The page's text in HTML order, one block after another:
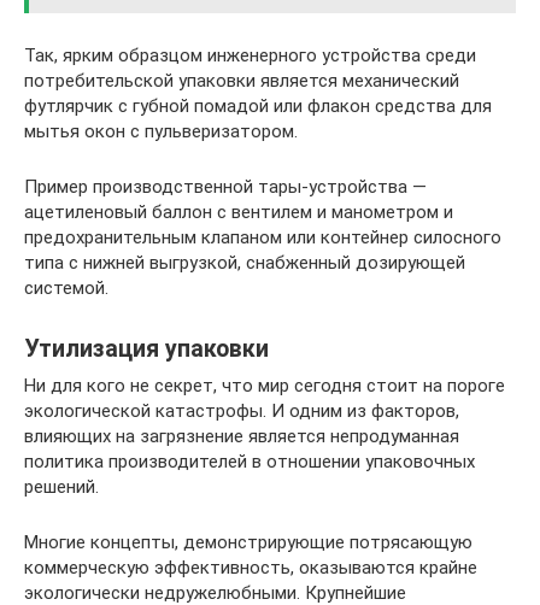
Так, ярким образцом инженерного устройства среди
потребительской упаковки является механический
футлярчик с губной помадой или флакон средства для
мытья окон с пульверизатором.
Пример производственной тары-устройства —
ацетиленовый баллон с вентилем и манометром и
предохранительным клапаном или контейнер силосного
типа с нижней выгрузкой, снабженный дозирующей
системой.
Утилизация упаковки
Ни для кого не секрет, что мир сегодня стоит на пороге
экологической катастрофы. И одним из факторов,
влияющих на загрязнение является непродуманная
политика производителей в отношении упаковочных
решений.
Многие концепты, демонстрирующие потрясающую
коммерческую эффективность, оказываются крайне
экологически недружелюбными. Крупнейшие